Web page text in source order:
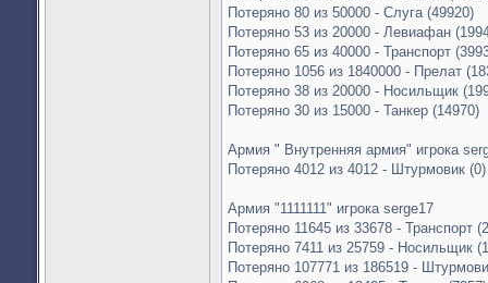
Потеряно 80 из 50000 - Слуга (49920)
Потеряно 53 из 20000 - Левиафан
Потеряно 65 из 40000 - Транспорт
Потеряно 1056 из 1840000 - Прелат
Потеряно 38 из 20000 - Носильщик
Потеряно 30 из 15000 - Танкер (14970)
Армия " Внутренняя армия" игрока
Потеряно 4012 из 4012 - Штурмовик (0)
Армия "1111111" игрока serge17
Потеряно 11645 из 33678 - Транспорт
Потеряно 7411 из 25759 - Носильщик
Потеряно 107771 из 186519 -